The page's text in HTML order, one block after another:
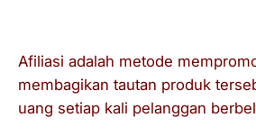
Afiliasi adalah metode
membagikan tautan produk
uang setiap kali pelanggan